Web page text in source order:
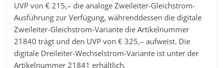
UVP von € 215,– die analoge Zweileiter-Gleichstrom-
Ausführung zur Verfügung, währenddessen die digitale
Zweileiter-Gleichstrom-Variante die Artikelnummer
21840 trägt und den UVP von € 325,– aufweist. Die
digitale Dreileiter-Wechselstrom-Variante ist unter der
Artikelnummer 21841 erhältlich.